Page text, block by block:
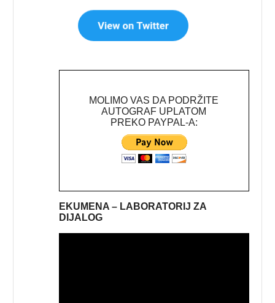
MOLIMO VAS DA PODRŽITE
AUTOGRAF UPLATOM
PREKO PAYPAL-A:
EKUMENA – LABORATORIJ ZA
DIJALOG